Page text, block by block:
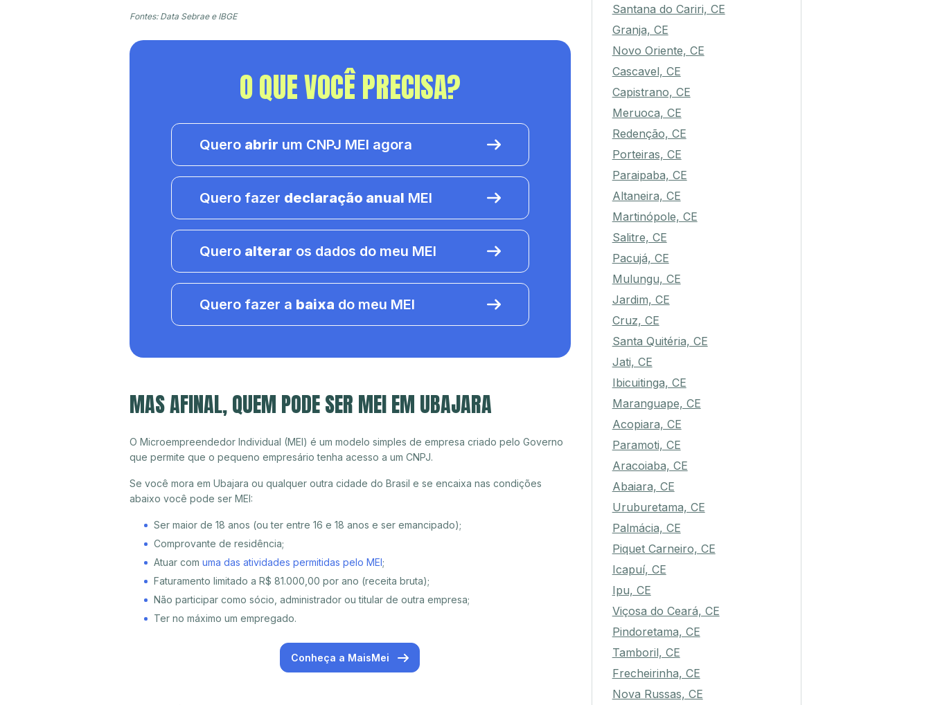
Fontes: Data Sebrae e IBGE
O QUE VOCÊ PRECISA?
Quero abrir um CNPJ MEI agora
Quero fazer declaração anual MEI
Quero alterar os dados do meu MEI
Quero fazer a baixa do meu MEI
MAS AFINAL, QUEM PODE SER MEI EM UBAJARA
O Microempreendedor Individual (MEI) é um modelo simples de empresa criado pelo Governo
que permite que o pequeno empresário tenha acesso a um CNPJ.
Se você mora em Ubajara ou qualquer outra cidade do Brasil e se encaixa nas condições
abaixo você pode ser MEI:
Ser maior de 18 anos (ou ter entre 16 e 18 anos e ser emancipado);
Comprovante de residência;
Atuar com uma das atividades permitidas pelo MEI;
Faturamento limitado a R$ 81.000,00 por ano (receita bruta);
Não participar como sócio, administrador ou titular de outra empresa;
Ter no máximo um empregado.
Conheça a MaisMei
Santana do Cariri, CE
Granja, CE
Novo Oriente, CE
Cascavel, CE
Capistrano, CE
Meruoca, CE
Redenção, CE
Porteiras, CE
Paraipaba, CE
Altaneira, CE
Martinópole, CE
Salitre, CE
Pacujá, CE
Mulungu, CE
Jardim, CE
Cruz, CE
Santa Quitéria, CE
Jati, CE
Ibicuitinga, CE
Maranguape, CE
Acopiara, CE
Paramoti, CE
Aracoiaba, CE
Abaiara, CE
Uruburetama, CE
Palmácia, CE
Piquet Carneiro, CE
Icapuí, CE
Ipu, CE
Viçosa do Ceará, CE
Pindoretama, CE
Tamboril, CE
Frecheirinha, CE
Nova Russas, CE